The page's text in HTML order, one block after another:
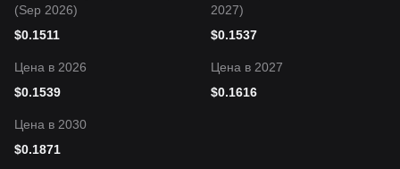
(Sep 2026)
$0.1511
2027)
$0.1537
Цена в 2026
$0.1539
Цена в 2027
$0.1616
Цена в 2030
$0.1871